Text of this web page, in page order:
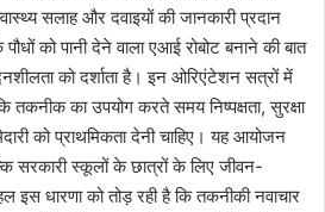
सलाह और दवाइयों की जानकारी प्रदान
को पानी देने वाला एआई रोबोट बनाने की बात
को दर्शाता है। इन ओरिएंटेशन सत्रों में
तकनीक का उपयोग करते समय निष्पक्षता, सुरक्षा
को प्राथमिकता देनी चाहिए। यह आयोजन
सरकारी स्कूलों के छात्रों के लिए जीवन-
इस धारणा को तोड़ रही है कि तकनीकी नवाचार